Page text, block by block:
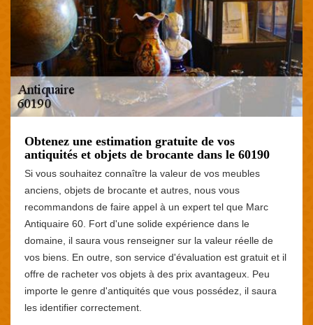
Obtenez une estimation gratuite de vos
antiquités et objets de brocante dans le 60190
Si vous souhaitez connaître la valeur de vos meubles
anciens, objets de brocante et autres, nous vous
recommandons de faire appel à un expert tel que Marc
Antiquaire 60. Fort d'une solide expérience dans le
domaine, il saura vous renseigner sur la valeur réelle de
vos biens. En outre, son service d'évaluation est gratuit et il
offre de racheter vos objets à des prix avantageux. Peu
importe le genre d'antiquités que vous possédez, il saura
les identifier correctement.